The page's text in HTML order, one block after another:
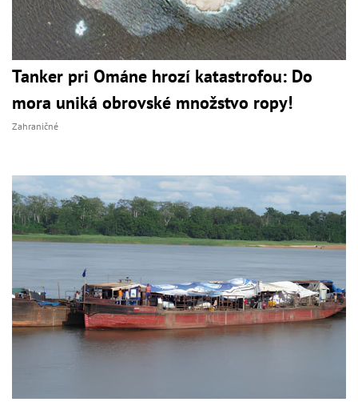
Tanker pri Ománe hrozí katastrofou: Do
mora uniká obrovské množstvo ropy!
Zahraničné